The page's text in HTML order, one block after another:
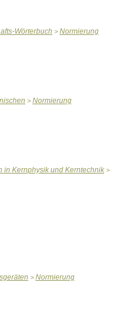
Wörterbuch > Normierung
> Normierung
in Kernphysik und Kerntechnik >
> Normierung